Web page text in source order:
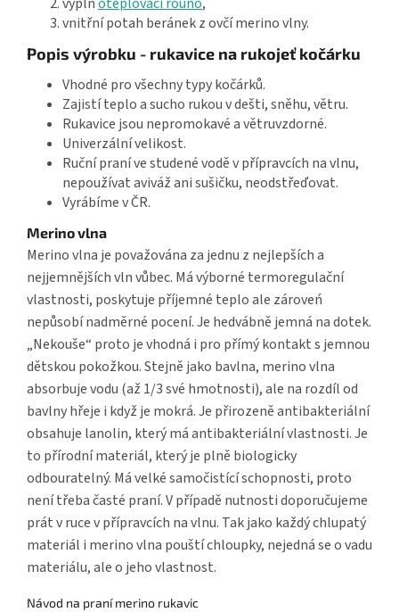
vnitřní potah beránek z ovčí merino vlny.
Popis výrobku - rukavice na rukojeť kočárku
Vhodné pro všechny typy kočárků.
Zajistí teplo a sucho rukou v dešti, sněhu, větru.
Rukavice jsou nepromokavé a větruvzdorné.
Univerzální velikost.
Ruční praní ve studené vodě v přípravcích na vlnu,
nepoužívat aviváž ani sušičku, neodstřeďovat.
Vyrábíme v ČR.
Merino vlna
Merino vlna je považována za jednu z nejlepších a
nejjemnějších vln vůbec. Má výborné termoregulační
vlastnosti, poskytuje příjemné teplo ale zároveń
nepůsobí nadměrné pocení. Je hedvábně jemná na dotek.
„Nekouše“ proto je vhodná i pro přímý kontakt s jemnou
dětskou pokožkou. Stejně jako bavlna, merino vlna
absorbuje vodu (až 1/3 své hmotnosti), ale na rozdíl od
bavlny hřeje i když je mokrá. Je přirozeně antibakteriální
obsahuje lanolin, který má antibakteriální vlastnosti. Je
to přírodní materiál, který je plně biologicky
odbouratelný. Má velké samočistící schopnosti, proto
není třeba časté praní. V případě nutnosti doporučujeme
prát v ruce v přípravcích na vlnu. Tak jako každý chlupatý
materiál i merino vlna pouští chloupky, nejedná se o vadu
materiálu, ale o jeho vlastnost.
Návod na praní merino rukavic